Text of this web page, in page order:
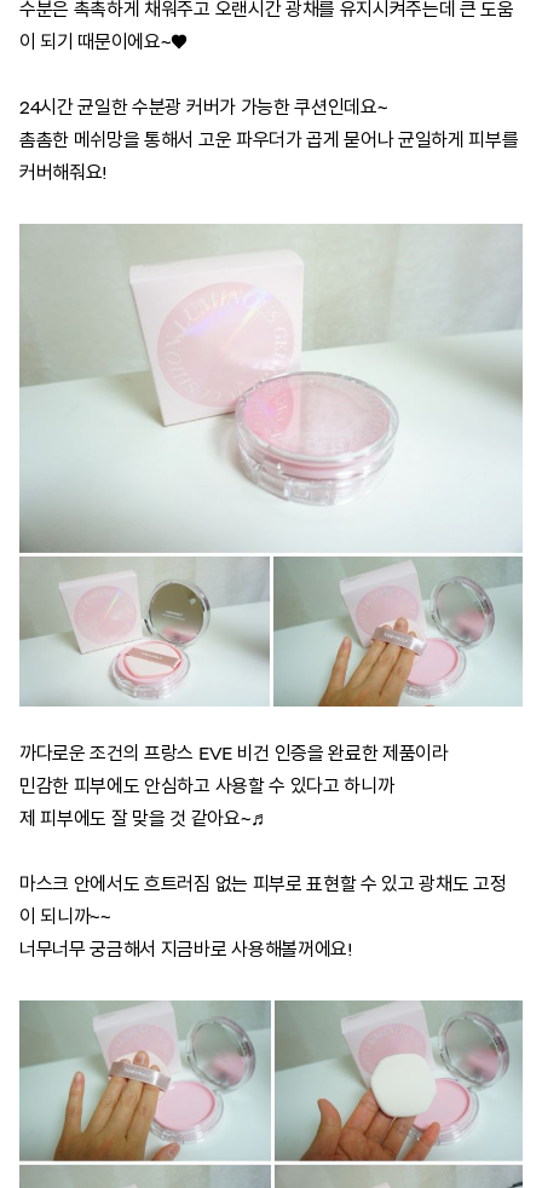
수분은 촉촉하게 채워주고 오랜시간 광채를 유지시켜주는데 큰 도움
이 되기 때문이에요~♥
24시간 균일한 수분광 커버가 가능한 쿠션인데요~
촘촘한 메쉬망을 통해서 고운 파우더가 곱게 묻어나 균일하게 피부를
커버해줘요!
까다로운 조건의 프랑스 EVE 비건 인증을 완료한 제품이라
민감한 피부에도 안심하고 사용할 수 있다고 하니까
제 피부에도 잘 맞을 것 같아요~♬
마스크 안에서도 흐트러짐 없는 피부로 표현할 수 있고 광채도 고정
이 되니까~~
너무너무 궁금해서 지금바로 사용해볼꺼에요!